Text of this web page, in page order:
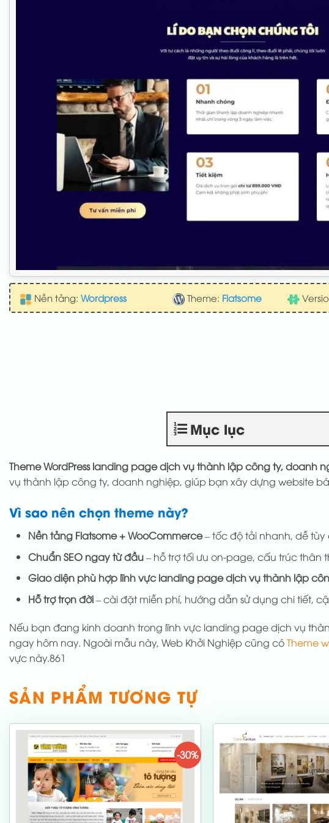
Nền tảng: Wordpress Theme: Flatsome
Mục lục
Theme WordPress landing page dịch vụ thành lập công ty, doanh
vụ thành lập công ty, doanh nghiệp, giúp bạn xây dựng website
Vì sao nên chọn theme này?
Nền tảng Flatsome + WooCommerce– tốc độ tải nhanh, dễ tùy
Chuẩn SEO ngay từ đầu– hỗ trợ tối ưu on-page, cấu trúc thân
Giao diện phù hợp lĩnh vực landing page dịch vụ thành lập
Hỗ trợ trọn đời– cài đặt miễn phí, hướng dẫn sử dụng chi tiết,
Nếu bạn đang kinh doanh trong lĩnh vực landing page dịch vụ
ngay hôm nay. Ngoài mẫu này, Web Khởi Nghiệp cũng cóTheme
vực này.861
SẢN PHẨM TƯƠNG TỰ
-30%